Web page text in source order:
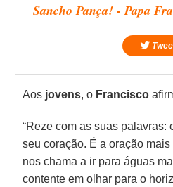
Sancho Pança! - Papa
Aos jovens, o Francisco
“Reze com as suas palavras:
seu coração. É a oração
nos chama a ir para águas
contente em olhar para o